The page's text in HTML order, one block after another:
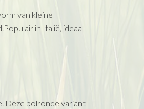
van kleine
in Italië, ideaal
Deze bolronde variant